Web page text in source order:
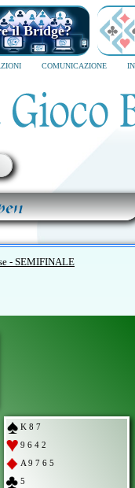
il Bridge?
COMUNICAZIONE
- SEMIFINALE
K 8 7
9 6 4 2
A 9 7 6 5
5